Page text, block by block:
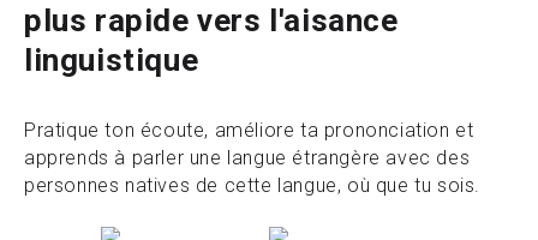
plus rapide vers l'aisance
linguistique
Pratique ton écoute, améliore ta prononciation et
apprends à parler une langue étrangère avec des
personnes natives de cette langue, où que tu sois.